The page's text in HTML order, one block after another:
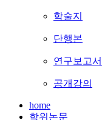
학술지
단행본
연구보고서
공개강의
home
학위논문